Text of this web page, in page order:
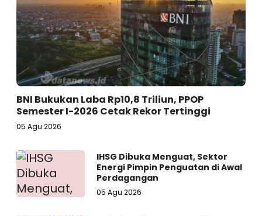
BNI Bukukan Laba Rp10,8 Triliun, PPOP
Semester I-2026 Cetak Rekor Tertinggi
05 Agu 2026
IHSG Dibuka Menguat, Sektor
Energi Pimpin Penguatan di Awal
Perdagangan
05 Agu 2026